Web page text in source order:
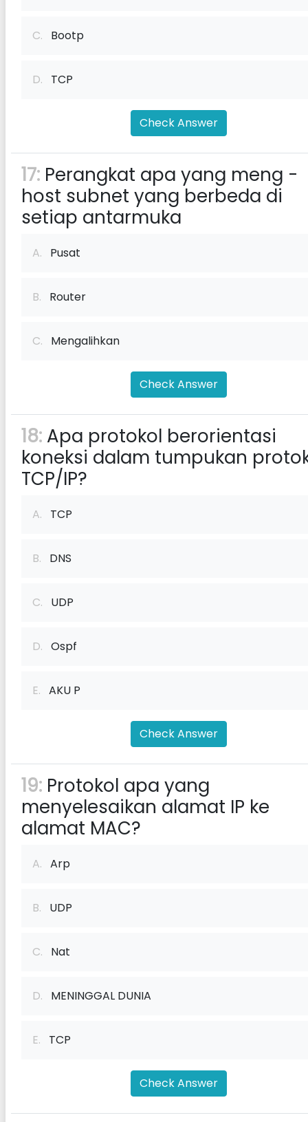
C. Bootp
D. TCP
Check Answer
17: Perangkat apa yang meng -
host subnet yang berbeda di
setiap antarmuka
A. Pusat
B. Router
C. Mengalihkan
Check Answer
18: Apa protokol berorientasi
koneksi dalam tumpukan
TCP/IP?
A. TCP
B. DNS
C. UDP
D. Ospf
E. AKU P
Check Answer
19: Protokol apa yang
menyelesaikan alamat IP ke
alamat MAC?
A. Arp
B. UDP
C. Nat
D. MENINGGAL DUNIA
E. TCP
Check Answer